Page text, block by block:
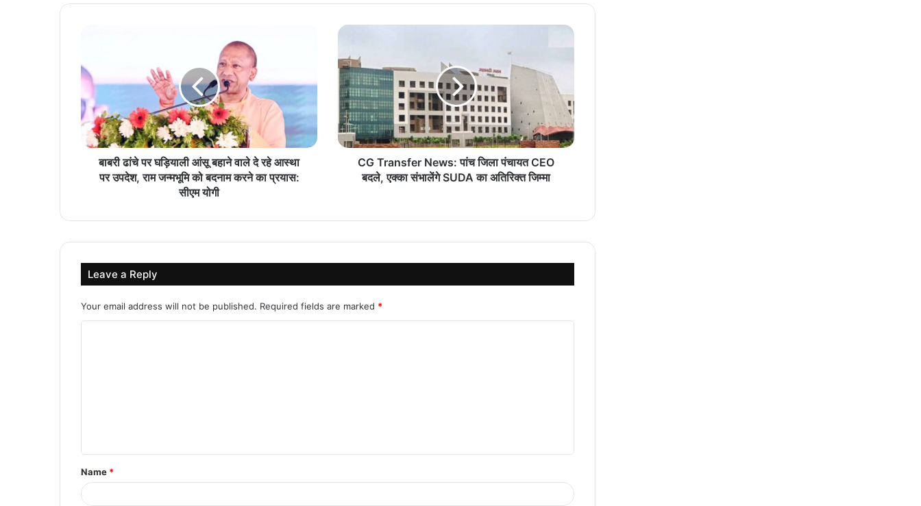
बाबरी ढांचे पर घड़ियाली आंसू बहाने वाले दे रहे आस्था
पर उपदेश, राम जन्मभूमि को बदनाम करने का प्रयास:
सीएम योगी
CG Transfer News: पांच जिला पंचायत CEO
बदले, एक्का संभालेंगे SUDA का अतिरिक्त जिम्मा
Leave a Reply
Your email address will not be published. Required fields are marked *
t
*
Name *